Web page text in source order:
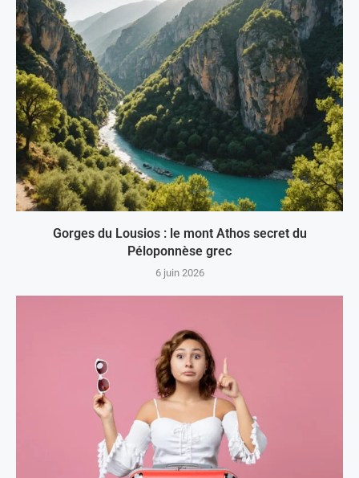
Gorges du Lousios : le mont Athos secret du
Péloponnèse grec
6 juin 2026